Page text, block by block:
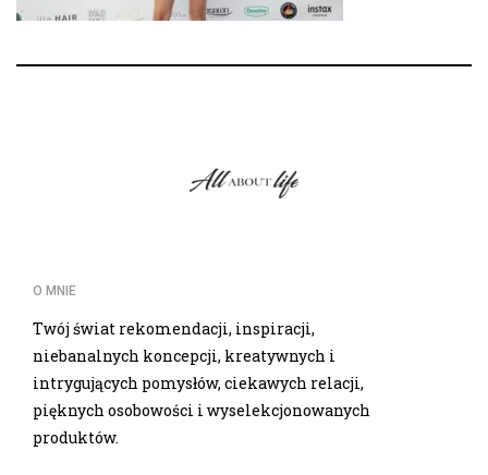
O MNIE
Twój świat rekomendacji, inspiracji,
niebanalnych koncepcji, kreatywnych i
intrygujących pomysłów, ciekawych relacji,
pięknych osobowości i wyselekcjonowanych
produktów.